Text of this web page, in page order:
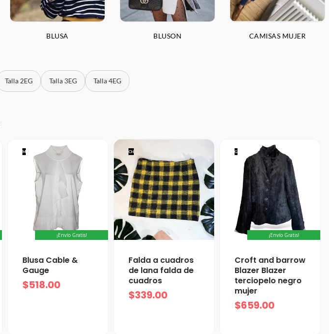
BLUSA BLUSON CAMISAS MUJER
Talla 2EG Talla 3EG Talla 4EG
M
¡Envío Gratis!
Blusa Cable &
Gauge
$518.00
CH
Falda a cuadros
de lana falda de
cuadros
$339.00
G
¡Envío Gratis!
Croft and barrow
Blazer Blazer
terciopelo negro
mujer
$659.00